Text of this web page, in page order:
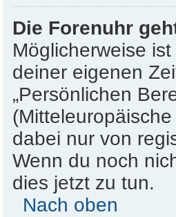
Die Forenuhr
Möglicherweise
deiner eigenen
„Persönlichen
dabei nur von
Wenn du noch
dies jetzt zu tun.
Nach oben